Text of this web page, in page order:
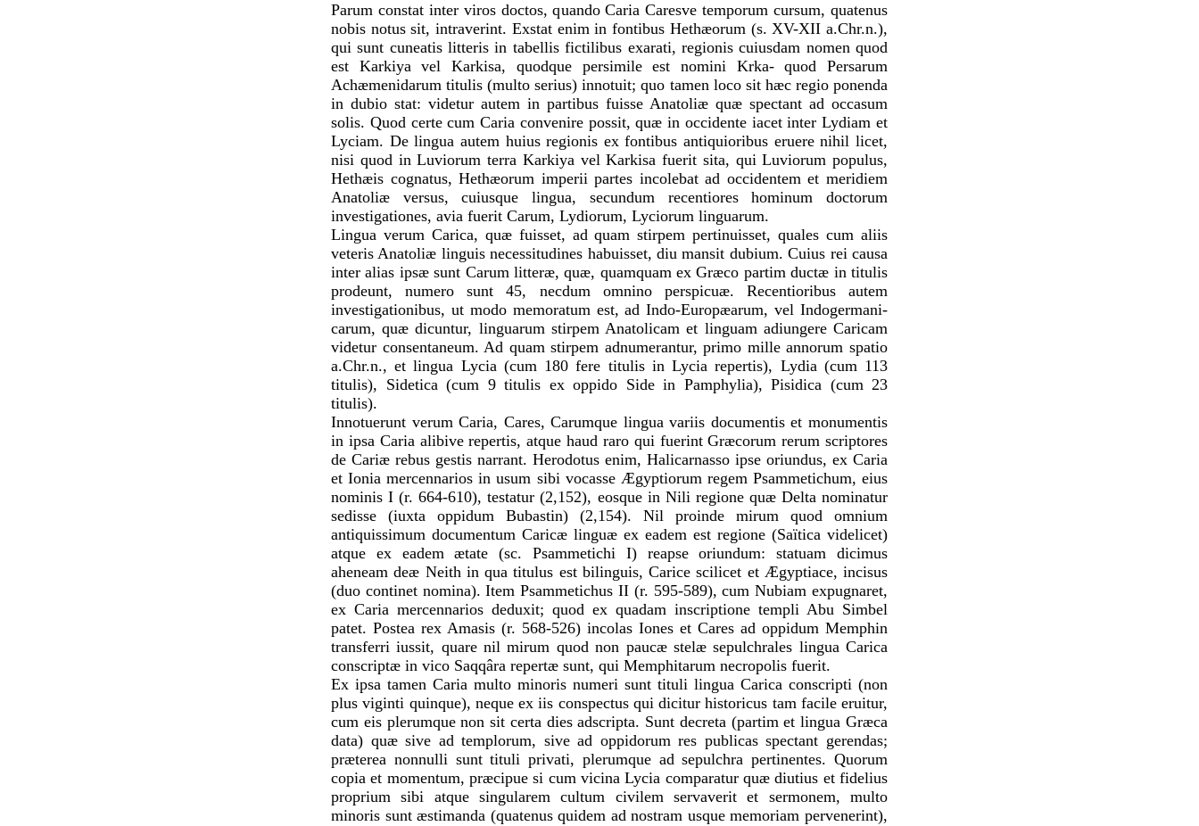
Parum constat inter viros doctos, quando Caria Caresve temporum cursum, quatenus
nobis notus sit, intraverint. Exstat enim in fontibus Hethæorum (s. XV-XII a.Chr.n.),
qui sunt cuneatis litteris in tabellis fictilibus exarati, regionis cuiusdam nomen quod
est Karkiya vel Karkisa, quodque persimile est nomini Krka- quod Persarum
Achæmenidarum titulis (multo serius) innotuit; quo tamen loco sit hæc regio ponenda
in dubio stat: videtur autem in partibus fuisse Anatoliæ quæ spectant ad occasum
solis. Quod certe cum Caria convenire possit, quæ in occidente iacet inter Lydiam et
Lyciam. De lingua autem huius regionis ex fontibus antiquioribus eruere nihil licet,
nisi quod in Luviorum terra Karkiya vel Karkisa fuerit sita, qui Luviorum populus,
Hethæis cognatus, Hethæorum imperii partes incolebat ad occidentem et meridiem
Anatoliæ versus, cuiusque lingua, secundum recentiores hominum doctorum
investigationes, avia fuerit Carum, Lydiorum, Lyciorum linguarum.
Lingua verum Carica, quæ fuisset, ad quam stirpem pertinuisset, quales cum aliis
veteris Anatoliæ linguis necessitudines habuisset, diu mansit dubium. Cuius rei causa
inter alias ipsæ sunt Carum litteræ, quæ, quamquam ex Græco partim ductæ in titulis
prodeunt, numero sunt 45, necdum omnino perspicuæ. Recentioribus autem
investigationibus, ut modo memoratum est, ad Indo-Europæarum, vel Indogermani-
carum, quæ dicuntur, linguarum stirpem Anatolicam et linguam adiungere Caricam
videtur consentaneum. Ad quam stirpem adnumerantur, primo mille annorum spatio
a.Chr.n., et lingua Lycia (cum 180 fere titulis in Lycia repertis), Lydia (cum 113
titulis), Sidetica (cum 9 titulis ex oppido Side in Pamphylia), Pisidica (cum 23
titulis).
Innotuerunt verum Caria, Cares, Carumque lingua variis documentis et monumentis
in ipsa Caria alibive repertis, atque haud raro qui fuerint Græcorum rerum scriptores
de Cariæ rebus gestis narrant. Herodotus enim, Halicarnasso ipse oriundus, ex Caria
et Ionia mercennarios in usum sibi vocasse Ægyptiorum regem Psammetichum, eius
nominis I (r. 664-610), testatur (2,152), eosque in Nili regione quæ Delta nominatur
sedisse (iuxta oppidum Bubastin) (2,154). Nil proinde mirum quod omnium
antiquissimum documentum Caricæ linguæ ex eadem est regione (Saïtica videlicet)
atque ex eadem ætate (sc. Psammetichi I) reapse oriundum: statuam dicimus
aheneam deæ Neith in qua titulus est bilinguis, Carice scilicet et Ægyptiace, incisus
(duo continet nomina). Item Psammetichus II (r. 595-589), cum Nubiam expugnaret,
ex Caria mercennarios deduxit; quod ex quadam inscriptione templi Abu Simbel
patet. Postea rex Amasis (r. 568-526) incolas Iones et Cares ad oppidum Memphin
transferri iussit, quare nil mirum quod non paucæ stelæ sepulchrales lingua Carica
conscriptæ in vico Saqqâra repertæ sunt, qui Memphitarum necropolis fuerit.
Ex ipsa tamen Caria multo minoris numeri sunt tituli lingua Carica conscripti (non
plus viginti quinque), neque ex iis conspectus qui dicitur historicus tam facile eruitur,
cum eis plerumque non sit certa dies adscripta. Sunt decreta (partim et lingua Græca
data) quæ sive ad templorum, sive ad oppidorum res publicas spectant gerendas;
præterea nonnulli sunt tituli privati, plerumque ad sepulchra pertinentes. Quorum
copia et momentum, præcipue si cum vicina Lycia comparatur quæ diutius et fidelius
proprium sibi atque singularem cultum civilem servaverit et sermonem, multo
minoris sunt æstimanda (quatenus quidem ad nostram usque memoriam pervenerint),